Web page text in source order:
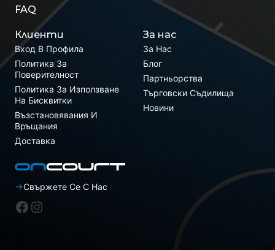
FAQ
Клиенти
Вход В Профила
Политика За
Поверителност
Политика За Използване
На Бисквитки
Възстановявания И
Връщания
Доставка
За нас
За Нас
Блог
Партньорства
Търговски Съдилища
Новини
Свържете Се С Нас
Фейсбук
Инстаграм